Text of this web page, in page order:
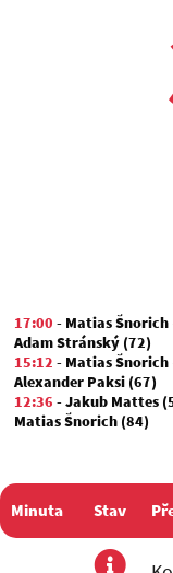
17:00 - Matias Šnorich
Adam Stránský (72)
15:12 - Matias Šnorich
Alexander Paksi (67)
12:36 -Jakub Mattes
Matias Šnorich (84)
Minuta Stav